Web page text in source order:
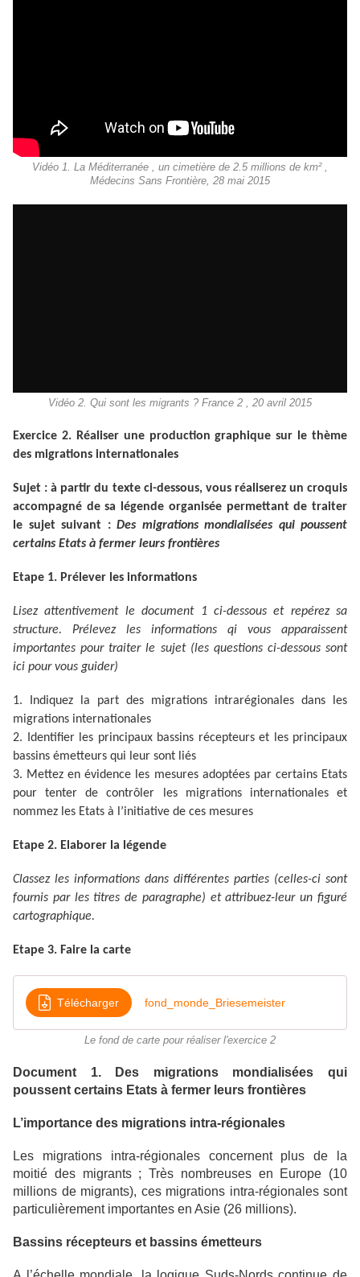
Vidéo 1. La Méditerranée , un cimetière de 2.5 millions de km² ,
Médecins Sans Frontière, 28 mai 2015
Vidéo 2. Qui sont les migrants ? France 2 , 20 avril 2015
Exercice 2. Réaliser une production graphique sur le thème
des migrations internationales
Sujet : à partir du texte ci-dessous, vous réaliserez un croquis
accompagné de sa légende organisée permettant de traiter
le sujet suivant : Des migrations mondialisées qui poussent
certains Etats à fermer leurs frontières
Etape 1. Prélever les informations
Lisez attentivement le document 1 ci-dessous et repérez sa
structure. Prélevez les informations qi vous apparaissent
importantes pour traiter le sujet (les questions ci-dessous sont
ici pour vous guider)
1. Indiquez la part des migrations intrarégionales dans les
migrations internationales
2. Identifier les principaux bassins récepteurs et les principaux
bassins émetteurs qui leur sont liés
3. Mettez en évidence les mesures adoptées par certains Etats
pour tenter de contrôler les migrations internationales et
nommez les Etats à l’initiative de ces mesures
Etape 2. Elaborer la légende
Classez les informations dans différentes parties (celles-ci sont
fournis par les titres de paragraphe) et attribuez-leur un figuré
cartographique.
Etape 3. Faire la carte
Télécharger fond_monde_Briesemeister
Le fond de carte pour réaliser l'exercice 2
Document 1. Des migrations mondialisées qui
poussent certains Etats à fermer leurs frontières
L’importance des migrations intra-régionales
Les migrations intra-régionales concernent plus de la
moitié des migrants ; Très nombreuses en Europe (10
millions de migrants), ces migrations intra-régionales sont
particulièrement importantes en Asie (26 millions).
Bassins récepteurs et bassins émetteurs